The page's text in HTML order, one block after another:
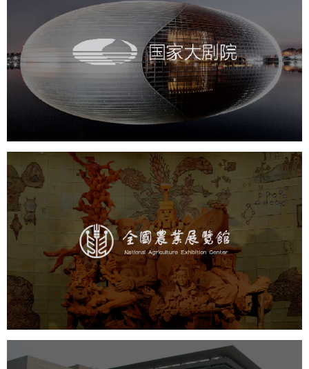
国家大剧院
文化艺术 剧院 智慧展馆 展馆网站建设
农业展览馆
文化艺术 展馆网站建设
博物馆展厅设计
数字博物馆建设
展厅空间设计
企业展厅设计
公司展厅设计
北京展厅设计 产品展厅设计